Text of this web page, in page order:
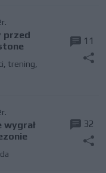
przed
trening
11
wygrał
32